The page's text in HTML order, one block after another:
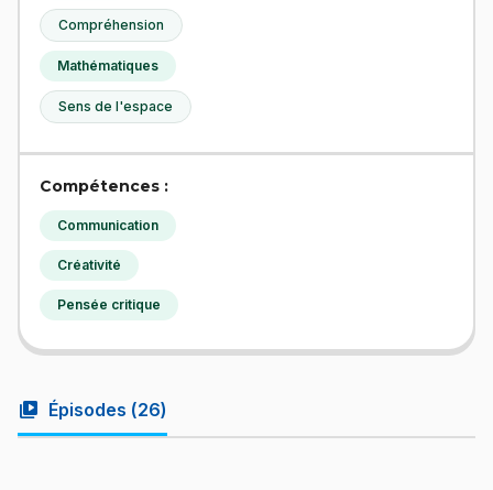
Compréhension
Mathématiques
Sens de l'espace
Compétences :
Communication
Créativité
Pensée critique
video_library Épisodes (26)